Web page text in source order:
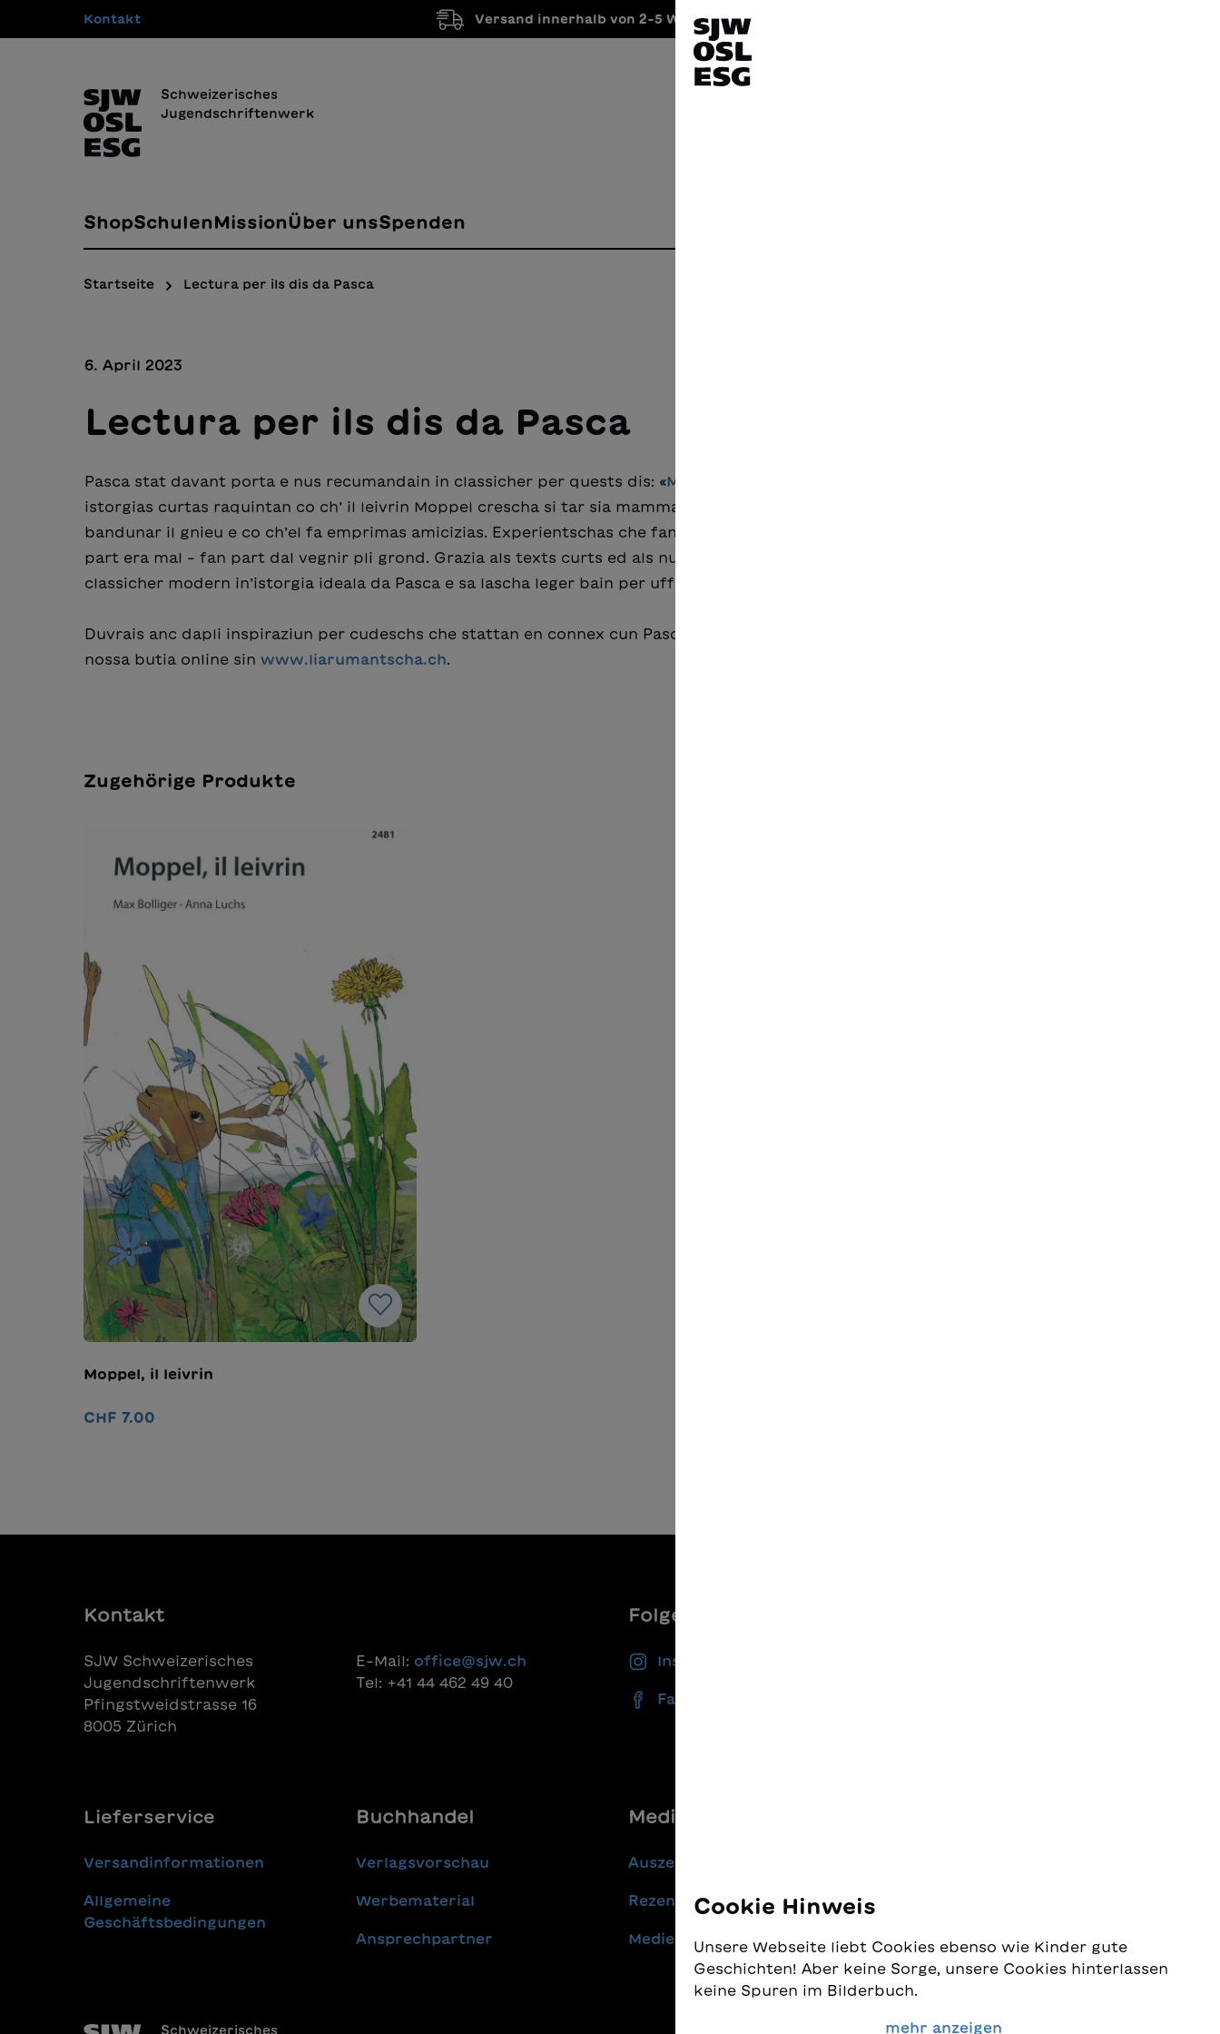
Zur Hauptnavigation springen
Kontakt Versand innerhalb von 2-5 Werktagen
Schweizerisches
Jugendschriftenwerk
ShopSchulen MissionÜber unsSpenden
Startseite Lectura per ils dis da Pasca
6. April 2023
Lectura per ils dis da Pasca
Pasca stat davant porta e nus recumandain in classicher per quests dis: «Moppel, il leivrin
istorgias curtas raquintan co ch’ il leivrin Moppel crescha si tar sia mamma, co ch’el cumenza a
bandunar il gnieu e co ch’el fa emprimas amicizias. Experientschas che fan plaschair – però per
part era mal – fan part dal vegnir pli grond. Grazia als texts curts ed als numerus maletgs è quest
classicher modern in’istorgia ideala da Pasca e sa lascha leger bain per uffants pli giuvens.
Duvrais anc dapli inspiraziun per cudeschs che stattan en connex cun Pasca? Quella chattais en
nossa butia online sin www.liarumantscha.ch
Zugehörige Produkte
Moppel, il leivrin
CHF 7.00
Kontakt
SJW Schweizerisches
Jugendschriftenwerk
Pfingstweidstrasse 16
8005 Zürich
E-Mail: office@sjw.ch
Tel: +41 44 462 49 40
Folgen Sie uns
Instagram
Facebook
Lieferservice
Versandinformationen
Allgemeine
Geschäftsbedingungen
Buchhandel
Verlagsvorschau
Werbematerial
Ansprechpartner
Media
Auszeichnungen
Rezensionen
Medienmitteilungen
Schweizerisches
Cookie Hinweis
Unsere Webseite liebt Cookies ebenso wie Kinder gute
Geschichten! Aber keine Sorge, unsere Cookies hinterlassen
keine Spuren im Bilderbuch.
Wir nehmen den Schutz Ihrer Daten sehr ernst und wollen
mehr anzeigen